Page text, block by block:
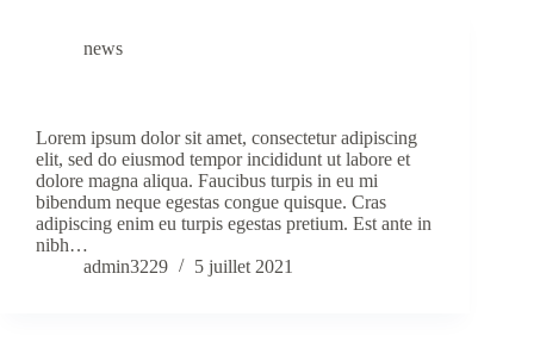
news
Lorem ipsum dolor sit amet, consectetur adipiscing
elit, sed do eiusmod tempor incididunt ut labore et
dolore magna aliqua. Faucibus turpis in eu mi
bibendum neque egestas congue quisque. Cras
adipiscing enim eu turpis egestas pretium. Est ante in
nibh…
admin3229
5 juillet 2021